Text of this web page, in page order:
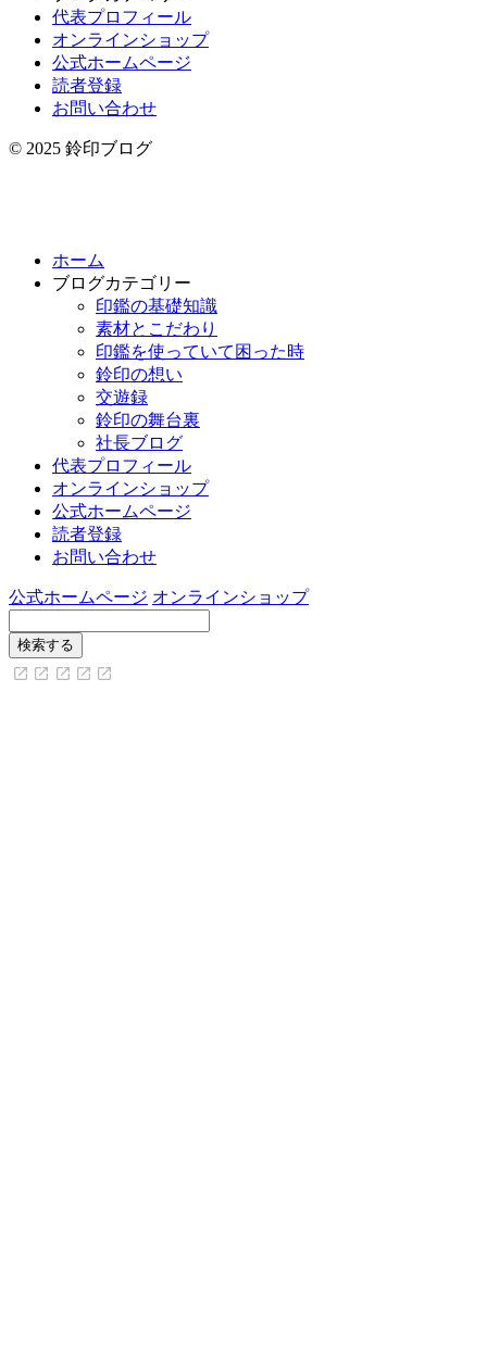
代表プロフィール
オンラインショップ
公式ホームページ
読者登録
お問い合わせ
© 2025 鈴印ブログ
ホーム
ブログカテゴリー
印鑑の基礎知識
素材とこだわり
印鑑を使っていて困った時
鈴印の想い
交遊録
鈴印の舞台裏
社長ブログ
代表プロフィール
オンラインショップ
公式ホームページ
読者登録
お問い合わせ
公式ホームページ オンラインショップ